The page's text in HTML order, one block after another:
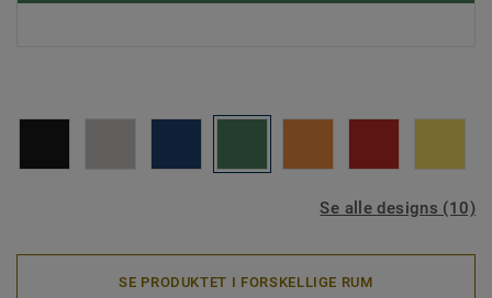
Se alle designs (10)
SE PRODUKTET I FORSKELLIGE RUM